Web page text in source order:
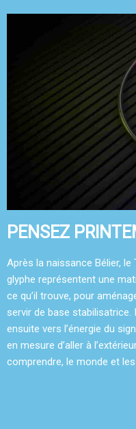
PENSEZ
Après la naissance Bélier,
glyphe représentent une
ce qu’il trouve, pour
servir de base
ensuite vers l’énergie du
en mesure d’aller à
comprendre, le monde et les